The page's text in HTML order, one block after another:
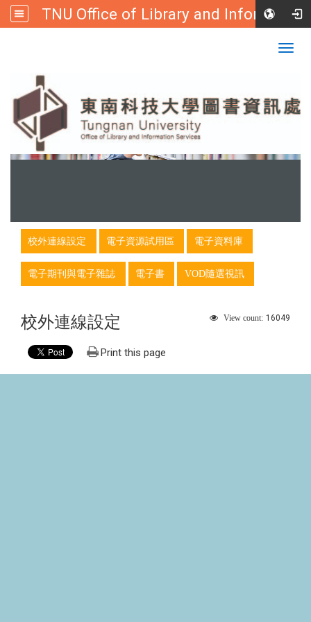
TNU Office of Library and Information
校外連線設定 電子資源試用區 電子資料庫
電子期刊與電子雜誌 電子書 VOD隨選視訊
View count: 16049
校外連線設定
Print this page